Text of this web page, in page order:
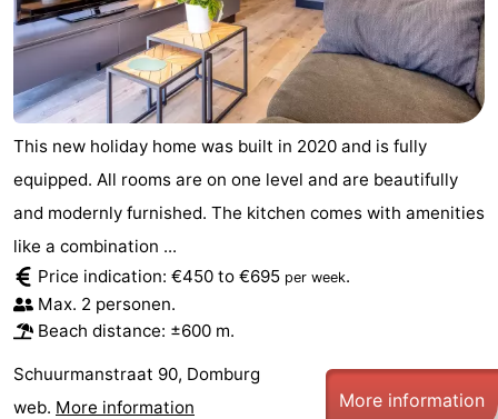
This new holiday home was built in 2020 and is fully
equipped. All rooms are on one level and are beautifully
and modernly furnished. The kitchen comes with amenities
like a combination ...
Price indication: €450 to €695 per week.
Max. 2 personen.
Beach distance: ±600 m.
Schuurmanstraat 90, Domburg
web. More information More information